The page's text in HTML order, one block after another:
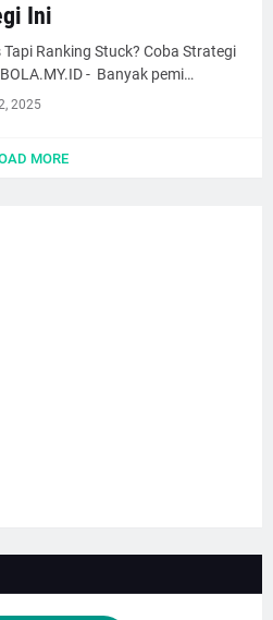
Ini
Tapi Ranking Stuck? Coba Strategi
- Banyak pemi…
2025
MORE